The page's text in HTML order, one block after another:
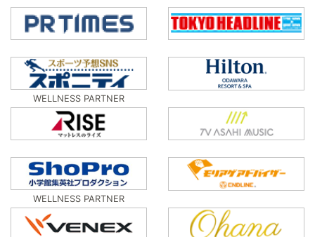
WELLNESS PARTNER
WELLNESS PARTNER